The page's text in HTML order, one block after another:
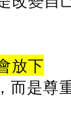
放下
而是尊